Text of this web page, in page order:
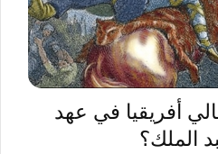
أفريقيا في عهد
الملك؟